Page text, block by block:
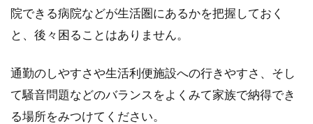
人が慣れ親しんでいるピアノですが、そのピア
ノの音が騒音...
選ばれる2LDKマンションを建てる！
賃貸経営は計画的に
院できる病院などが生活圏にあるかを把握しておく
と、後々困ることはありません。
通勤のしやすさや生活利便施設への行きやすさ、そし
て騒音問題などのバランスをよくみて家族で納得でき
る場所をみつけてください。